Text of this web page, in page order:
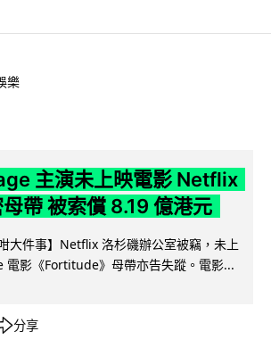
樂
主演未上映電影 Netflix
帶 被索償 8.19 億港元
大件事】Netflix 洛杉磯辦公室被竊，未上
電影《Fortitude》母帶亦告失蹤。電影...
分享